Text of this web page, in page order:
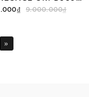
9.000.000₫
»